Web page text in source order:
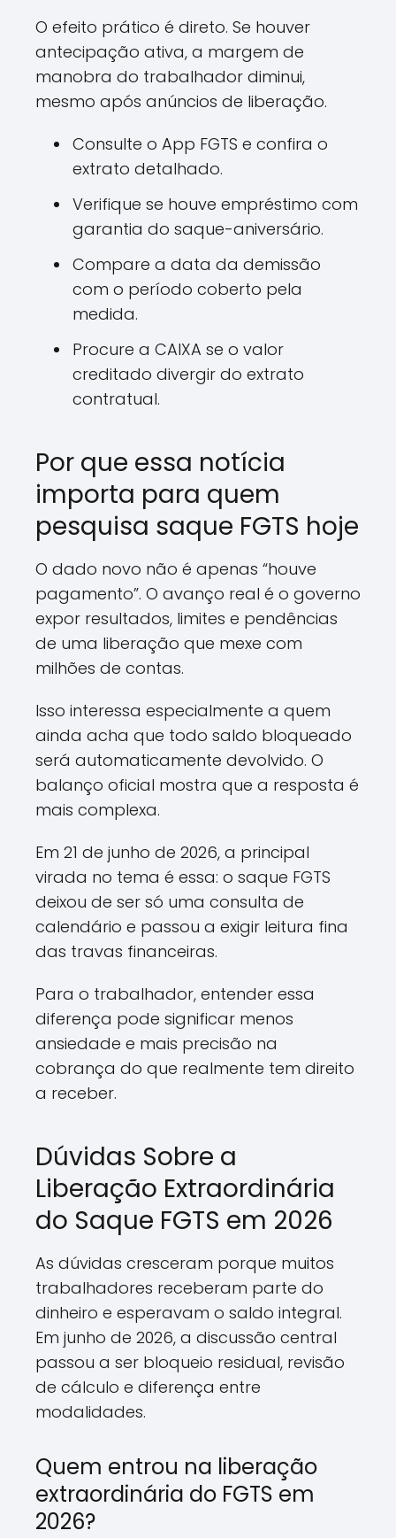
O efeito prático é direto. Se houver
antecipação ativa, a margem de
manobra do trabalhador diminui,
mesmo após anúncios de liberação.
Consulte o App FGTS e confira o
extrato detalhado.
Verifique se houve empréstimo com
garantia do saque-aniversário.
Compare a data da demissão
com o período coberto pela
medida.
Procure a CAIXA se o valor
creditado divergir do extrato
contratual.
Por que essa notícia
importa para quem
pesquisa saque FGTS hoje
O dado novo não é apenas “houve
pagamento”. O avanço real é o governo
expor resultados, limites e pendências
de uma liberação que mexe com
milhões de contas.
Isso interessa especialmente a quem
ainda acha que todo saldo bloqueado
será automaticamente devolvido. O
balanço oficial mostra que a resposta é
mais complexa.
Em 21 de junho de 2026, a principal
virada no tema é essa: o saque FGTS
deixou de ser só uma consulta de
calendário e passou a exigir leitura fina
das travas financeiras.
Para o trabalhador, entender essa
diferença pode significar menos
ansiedade e mais precisão na
cobrança do que realmente tem direito
a receber.
Dúvidas Sobre a
Liberação Extraordinária
do Saque FGTS em 2026
As dúvidas cresceram porque muitos
trabalhadores receberam parte do
dinheiro e esperavam o saldo integral.
Em junho de 2026, a discussão central
passou a ser bloqueio residual, revisão
de cálculo e diferença entre
modalidades.
Quem entrou na liberação
extraordinária do FGTS em
2026?